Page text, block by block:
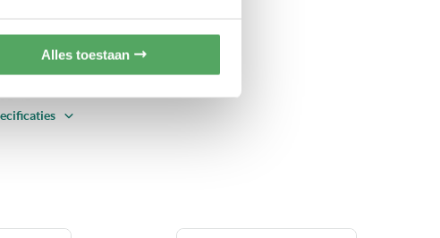
Alles toestaan
780 m3/u